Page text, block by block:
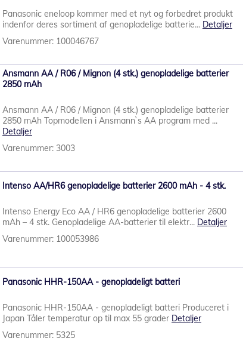
Panasonic eneloop kommer med et nyt og forbedret produkt
indenfor deres sortiment af genopladelige batterie... Detaljer
Varenummer: 100046767
Ansmann AA / R06 / Mignon (4 stk.) genopladelige batterier
2850 mAh
Ansmann AA / R06 / Mignon (4 stk.) genopladelige batterier
2850 mAh Topmodellen i Ansmann`s AA program med ...
Detaljer
Varenummer: 3003
Intenso AA/HR6 genopladelige batterier 2600 mAh - 4 stk.
Intenso Energy Eco AA / HR6 genopladelige batterier 2600
mAh – 4 stk. Genopladelige AA-batterier til elektr... Detaljer
Varenummer: 100053986
Panasonic HHR-150AA - genopladeligt batteri
Panasonic HHR-150AA - genopladeligt batteri Produceret i
Japan Tåler temperatur op til max 55 grader Detaljer
Varenummer: 5325